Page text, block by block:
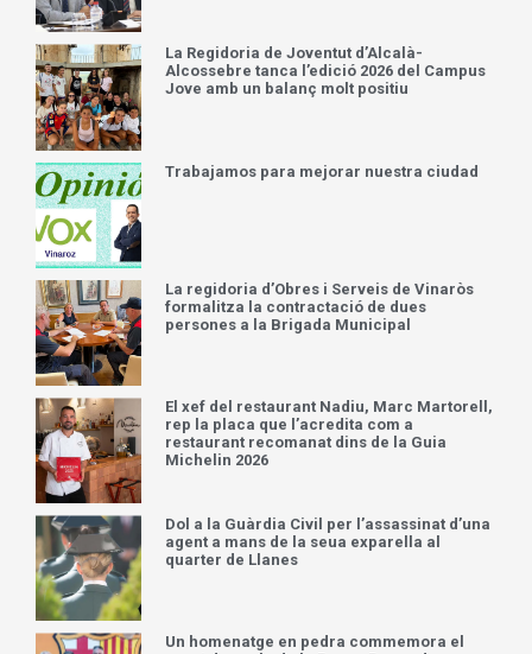
La Regidoria de Joventut d’Alcalà-
Alcossebre tanca l’edició 2026 del Campus
Jove amb un balanç molt positiu
Trabajamos para mejorar nuestra ciudad
La regidoria d’Obres i Serveis de Vinaròs
formalitza la contractació de dues
persones a la Brigada Municipal
El xef del restaurant Nadiu, Marc Martorell,
rep la placa que l’acredita com a
restaurant recomanat dins de la Guia
Michelin 2026
Dol a la Guàrdia Civil per l’assassinat d’una
agent a mans de la seua exparella al
quarter de Llanes
Un homenatge en pedra commemora el